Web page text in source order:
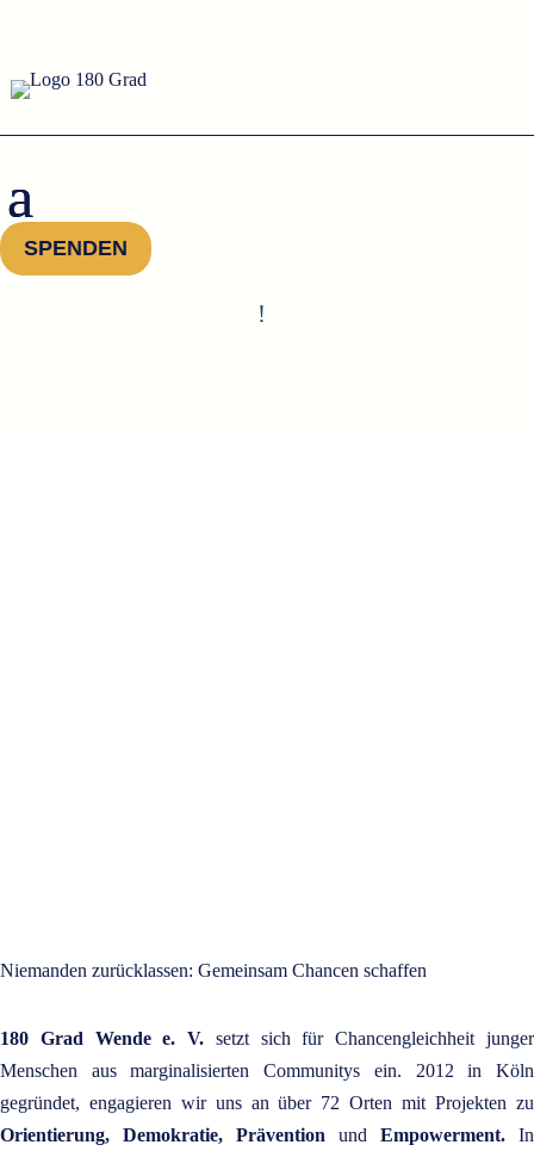
SPENDEN
!
Niemanden zurücklassen: Gemeinsam Chancen schaffen
180 Grad Wende e. V. setzt sich für Chancengleichheit junger
Menschen aus marginalisierten Communitys ein. 2012 in Köln
gegründet, engagieren wir uns an über 72 Orten mit Projekten zu
Orientierung, Demokratie, Prävention und Empowerment. In